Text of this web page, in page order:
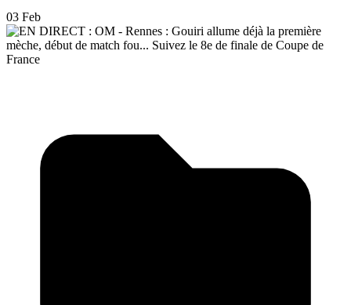
03 Feb